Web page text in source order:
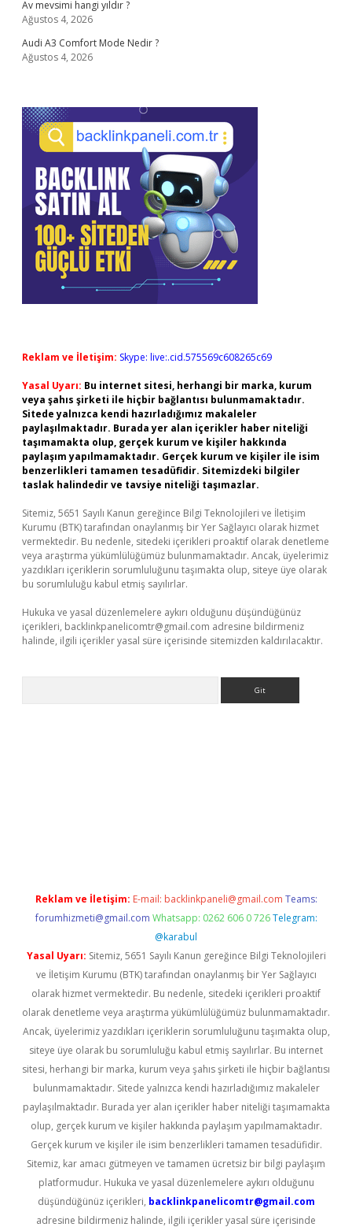
Av mevsimi hangi yıldır ?
Ağustos 4, 2026
Audi A3 Comfort Mode Nedir ?
Ağustos 4, 2026
Reklam ve İletişim: Skype: live:.cid.575569c608265c69
Yasal Uyarı: Bu internet sitesi, herhangi bir marka, kurum
veya şahıs şirketi ile hiçbir bağlantısı bulunmamaktadır.
Sitede yalnızca kendi hazırladığımız makaleler
paylaşılmaktadır. Burada yer alan içerikler haber niteliği
taşımamakta olup, gerçek kurum ve kişiler hakkında
paylaşım yapılmamaktadır. Gerçek kurum ve kişiler ile isim
benzerlikleri tamamen tesadüfidir. Sitemizdeki bilgiler
taslak halindedir ve tavsiye niteliği taşımazlar.
Sitemiz, 5651 Sayılı Kanun gereğince Bilgi Teknolojileri ve İletişim
Kurumu (BTK) tarafından onaylanmış bir Yer Sağlayıcı olarak hizmet
vermektedir. Bu nedenle, sitedeki içerikleri proaktif olarak denetleme
veya araştırma yükümlülüğümüz bulunmamaktadır. Ancak, üyelerimiz
yazdıkları içeriklerin sorumluluğunu taşımakta olup, siteye üye olarak
bu sorumluluğu kabul etmiş sayılırlar.
Hukuka ve yasal düzenlemelere aykırı olduğunu düşündüğünüz
içerikleri, backlinkpanelicomtr@gmail.com adresine bildirmeniz
halinde, ilgili içerikler yasal süre içerisinde sitemizden kaldırılacaktır.
Reklam ve İletişim: E-mail: backlinkpaneli@gmail.com Teams:
forumhizmeti@gmail.com Whatsapp: 0262 606 0 726 Telegram:
@karabul
Yasal Uyarı: Sitemiz, 5651 Sayılı Kanun gereğince Bilgi Teknolojileri
ve İletişim Kurumu (BTK) tarafından onaylanmış bir Yer Sağlayıcı
olarak hizmet vermektedir. Bu nedenle, sitedeki içerikleri proaktif
olarak denetleme veya araştırma yükümlülüğümüz bulunmamaktadır.
Ancak, üyelerimiz yazdıkları içeriklerin sorumluluğunu taşımakta olup,
siteye üye olarak bu sorumluluğu kabul etmiş sayılırlar. Bu internet
sitesi, herhangi bir marka, kurum veya şahıs şirketi ile hiçbir bağlantısı
bulunmamaktadır. Sitede yalnızca kendi hazırladığımız makaleler
paylaşılmaktadır. Burada yer alan içerikler haber niteliği taşımamakta
olup, gerçek kurum ve kişiler hakkında paylaşım yapılmamaktadır.
Gerçek kurum ve kişiler ile isim benzerlikleri tamamen tesadüfidir.
Sitemiz, kar amacı gütmeyen ve tamamen ücretsiz bir bilgi paylaşım
platformudur. Hukuka ve yasal düzenlemelere aykırı olduğunu
düşündüğünüz içerikleri, backlinkpanelicomtr@gmail.com
adresine bildirmeniz halinde, ilgili içerikler yasal süre içerisinde